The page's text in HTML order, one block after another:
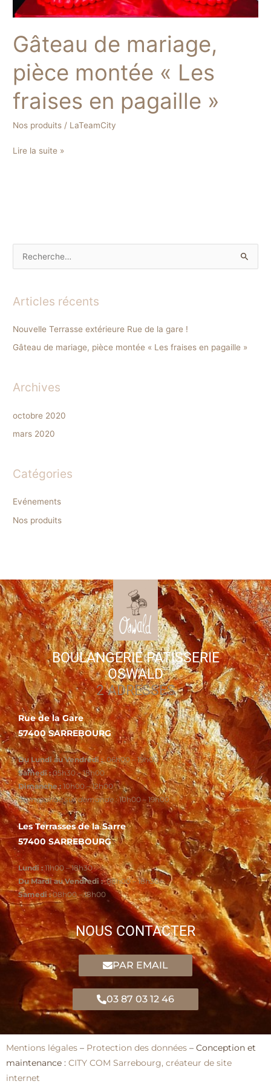
Gâteau de mariage,
pièce montée « Les
fraises en pagaille »
Nos produits / LaTeamCity
Lire la suite »
h
e
e
:
Articles récents
Nouvelle Terrasse extérieure Rue de la gare !
Gâteau de mariage, pièce montée « Les fraises en pagaille »
Archives
octobre 2020
mars 2020
Catégories
Evénements
Nos produits
BOULANGERIE PATISSERIE
OSWALD
2 ADRESSES
Rue de la Gare
57400 SARREBOURG
Du Lundi au Vendredi :06h00 – 19h00
Samedi :05h30 – 18h00
Dimanche : 10h00 – 12h00
Commande sur demande :10h00 – 19h00
Les Terrasses de la Sarre
57400 SARREBOURG
Lundi :11h00 – 18h30
Du Mardi au Vendredi :08h00 – 18h30
Samedi :08h00 – 18h00
NOUS CONTACTER
PAR EMAIL
03 87 03 12 46
Mentions légales – Protection des données – Conception et
maintenance : CITY COM Sarrebourg, créateur de site
internet